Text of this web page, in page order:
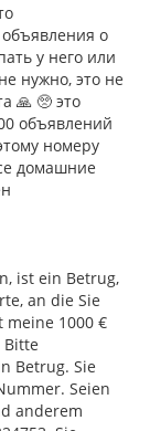
о
у него или
нужно, это не
🙏 🥺 это
объявлений
номеру
домашние
ist ein Betrug,
an die Sie
1000 €
Betrug. Sie
Seien
anderem